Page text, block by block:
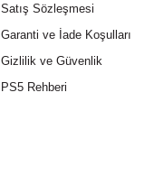
Satış Sözleşmesi
Garanti ve İade Koşulları
Gizlilik ve Güvenlik
PS5 Rehberi